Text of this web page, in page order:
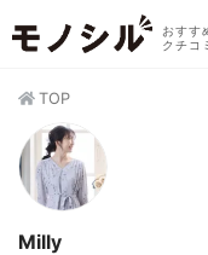
おすす
クチコ
TOP
Milly